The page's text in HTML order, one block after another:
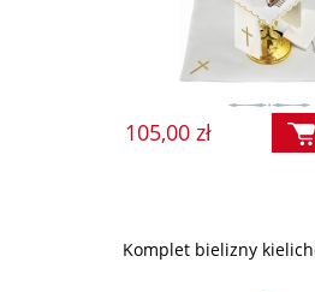
105,00 zł
Komplet bielizny